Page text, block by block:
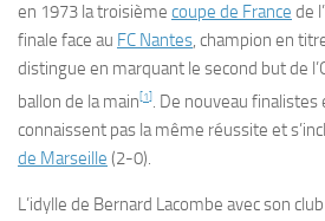
en 1973 la troisième coupe de France de
finale face au FC Nantes, champion en
distingue en marquant le second but de
ballon de la main[1]. De nouveau finalistes
connaissent pas la même réussite et
de Marseille (2-0).
L’idylle de Bernard Lacombe avec son